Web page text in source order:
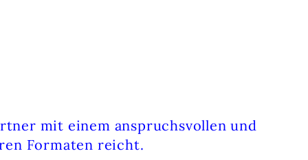
mit einem anspruchsvollen und
Formaten reicht.